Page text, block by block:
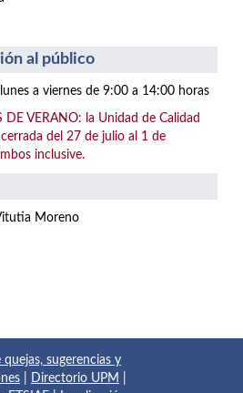
al público
a viernes de 9:00 a 14:00 horas
DE VERANO: la Unidad de Calidad
del 27 de julio al 1 de
inclusive.
Moreno
quejas, sugerencias y
Directorio UPM